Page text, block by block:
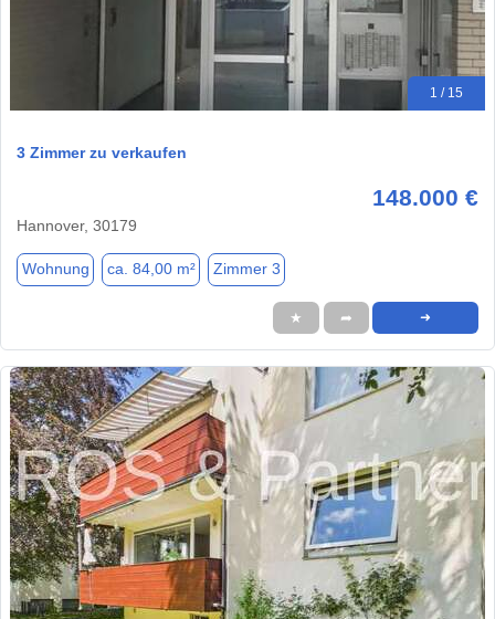
1 / 15
3 Zimmer zu verkaufen
148.000 €
Hannover, 30179
Wohnung ca. 84,00 m² Zimmer 3
★ ➦ ➜